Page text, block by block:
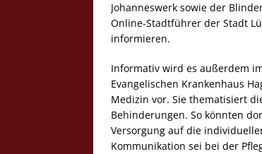
Johanneswerk sowie der
Online-Stadtführer der Stadt
informieren.
Informativ wird es außerdem
Evangelischen Krankenhaus
Medizin vor. Sie thematisiert
Behinderungen. So könnten
Versorgung auf die
Kommunikation sei bei der